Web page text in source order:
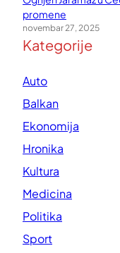
promene
novembar 27, 2025
Kategorije
Auto
Balkan
Ekonomija
Hronika
Kultura
Medicina
Politika
Sport